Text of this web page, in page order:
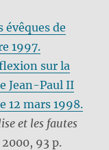
évêques de
1997.
sur la
Jean-Paul II
12 mars 1998.
et les fautes
93 p.